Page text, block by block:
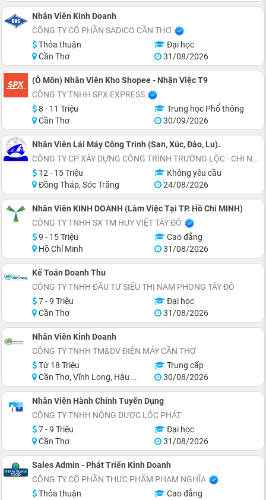
Nhân Viên Kinh Doanh
CÔNG TY CỔ PHẦN SADICO CẦN THƠ
Thỏa thuận
Đại học
Cần Thơ
31/08/2026
(Ô Môn) Nhân Viên Kho Shopee - Nhận Việc T9
CÔNG TY TNHH SPX EXPRESS
8 - 11 Triệu
Trung học Phổ thông
Cần Thơ
30/09/2026
Nhân Viên Lái Máy Công Trình (San, Xúc, Đào, Lu).
CÔNG TY CP XÂY DỰNG CÔNG TRÌNH TRƯỜNG LỘC - CHI NHÁNH CẦN THƠ
12 - 15 Triệu
Không yêu cầu
Đồng Tháp, Sóc Trăng
24/08/2026
Nhân Viên KINH DOANH (Làm Việc Tại TP. Hồ Chí MINH)
CÔNG TY TNHH SX TM HUY VIỆT TÂY ĐÔ
9 - 15 Triệu
Cao đẳng
Hồ Chí Minh
31/08/2026
Kế Toán Doanh Thu
CÔNG TY TNHH ĐẦU TƯ SIÊU THỊ NAM PHONG TÂY ĐÔ
7 - 9 Triệu
Đại học
Cần Thơ
31/08/2026
Nhân Viên Kinh Doanh
CÔNG TY TNHH TM&DV ĐIỆN MÁY CẦN THƠ
Từ 18 Triệu
Trung cấp
Cần Thơ, Vĩnh Long, Hậu Giang
30/08/2026
Nhân Viên Hành Chính Tuyển Dụng
CÔNG TY TNHH NÔNG DƯỢC LỘC PHÁT
7 - 9 Triệu
Đại học
Cần Thơ
31/08/2026
Sales Admin - Phát Triển Kinh Doanh
CÔNG TY CỔ PHẦN THỰC PHẨM PHẠM NGHĨA
Thỏa thuận
Cao đẳng